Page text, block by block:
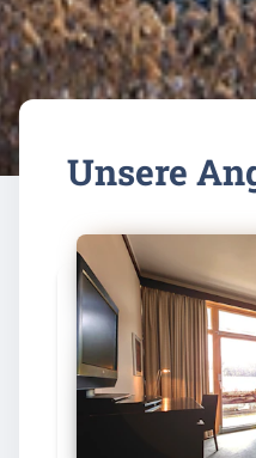
Unsere